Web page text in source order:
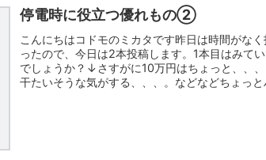
停電時に役立つ優れもの②
こんにちはコドモのミカタです昨日は時間がな
ったので、今日は2本投稿します。1本目はみて
でしょうか？↓さすがに10万円はちょっと、、
干たいそうな気がする、、、。などなどちょっと